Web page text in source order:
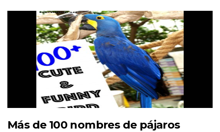
Más de 100 nombres de pájaros